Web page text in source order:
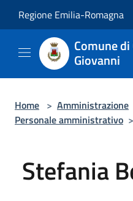
Regione Emilia-Romagna
Comune di
Giovanni
Home > Amministrazione
Personale amministrativo >
Stefania